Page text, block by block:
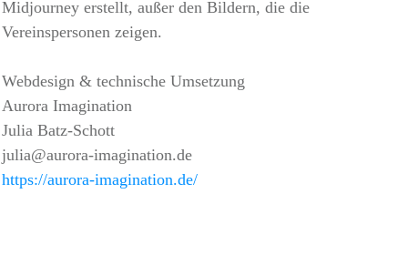
Midjourney erstellt, außer den Bildern, die die
Vereinspersonen zeigen.
Webdesign & technische Umsetzung
Aurora Imagination
Julia Batz-Schott
julia@aurora-imagination.de
https://aurora-imagination.de/